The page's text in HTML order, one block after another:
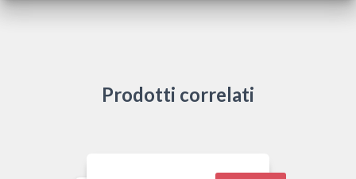
Prodotti correlati